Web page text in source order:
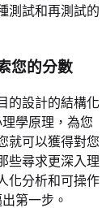
測試和再測試的
您的分數
的設計的結構化
學原理，為您
就可以獲得對您
些尋求更深入理
化分析和可操作
第一步。